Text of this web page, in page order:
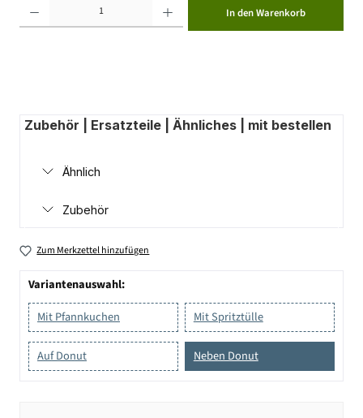
In den Warenkorb
Zubehör | Ersatzteile | Ähnliches | mit bestellen
Ähnlich
Zubehör
Zum Merkzettel hinzufügen
Variantenauswahl:
Mit Pfannkuchen
Mit Spritztülle
Auf Donut Neben Donut